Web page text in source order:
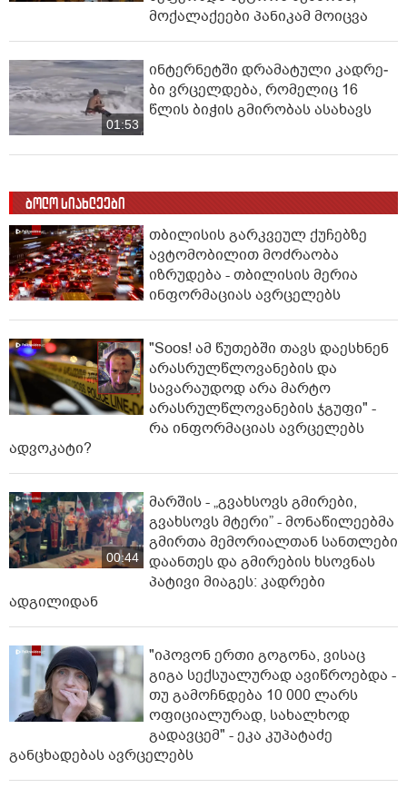
მოქალაქეები პანიკამ მოიცვა
01:53
ინ­ტერ­ნეტ­ში დრა­მა­ტუ­ლი კად­რე­
ბი ვრცელდება, რომელიც 16
წლის ბიჭის გმირობას ასახავს
ბოლო სიახლეები
თბილისის გარკვეულ ქუჩებზე
ავტომობილით მოძრაობა
იზრუდება - თბილისის მერია
ინფორმაციას ავრცელებს
"Soos! ამ წუთებში თავს დაესხნენ
არასრულწლოვანების და
სავარაუდოდ არა მარტო
არასრულწლოვანების ჯგუფი" -
რა ინფორმაციას ავრცელებს
ადვოკატი?
00:44
მარშის - „გვახსოვს გმირები,
გვახსოვს მტერი” - მონაწილეებმა
გმირთა მემორიალთან სანთლები
დაანთეს და გმირების ხსოვნას
პატივი მიაგეს: კადრები
ადგილიდან
"იპოვონ ერთი გოგონა, ვისაც
გიგა სექსუალურად ავიწროებდა -
თუ გამოჩნდება 10 000 ლარს
ოფიციალურად, სახალხოდ
გადავცემ" - ეკა კუპატაძე
განცხადებას ავრცელებს